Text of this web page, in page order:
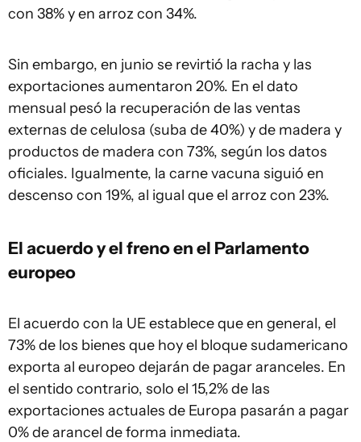
con 38% y en arroz con 34%.
Sin embargo, en junio se revirtió la racha y las
exportaciones aumentaron 20%. En el dato
mensual pesó la recuperación de las ventas
externas de celulosa (suba de 40%) y de madera y
productos de madera con 73%, según los datos
oficiales. Igualmente, la carne vacuna siguió en
descenso con 19%, al igual que el arroz con 23%.
El acuerdo y el freno en el Parlamento
europeo
El acuerdo con la UE establece que en general, el
73% de los bienes que hoy el bloque sudamericano
exporta al europeo dejarán de pagar aranceles. En
el sentido contrario, solo el 15,2% de las
exportaciones actuales de Europa pasarán a pagar
0% de arancel de forma inmediata.